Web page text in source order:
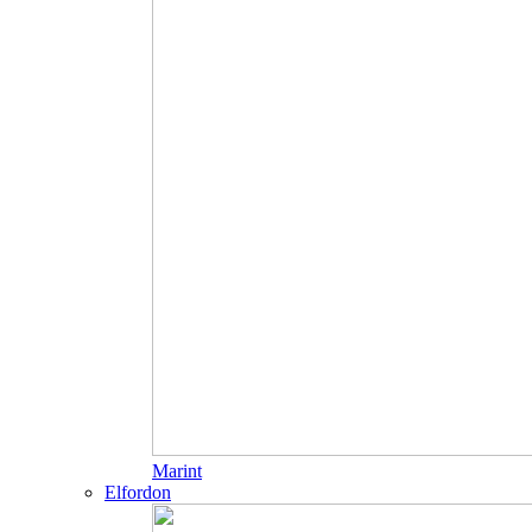
Marint
Elfordon